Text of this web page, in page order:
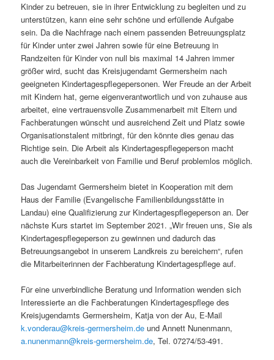
Kinder zu betreuen, sie in ihrer Entwicklung zu begleiten und zu
unterstützen, kann eine sehr schöne und erfüllende Aufgabe
sein. Da die Nachfrage nach einem passenden Betreuungsplatz
für Kinder unter zwei Jahren sowie für eine Betreuung in
Randzeiten für Kinder von null bis maximal 14 Jahren immer
größer wird, sucht das Kreisjugendamt Germersheim nach
geeigneten Kindertagespflegepersonen. Wer Freude an der Arbeit
mit Kindern hat, gerne eigenverantwortlich und von zuhause aus
arbeitet, eine vertrauensvolle Zusammenarbeit mit Eltern und
Fachberatungen wünscht und ausreichend Zeit und Platz sowie
Organisationstalent mitbringt, für den könnte dies genau das
Richtige sein. Die Arbeit als Kindertagespflegeperson macht
auch die Vereinbarkeit von Familie und Beruf problemlos möglich.
Das Jugendamt Germersheim bietet in Kooperation mit dem
Haus der Familie (Evangelische Familienbildungsstätte in
Landau) eine Qualifizierung zur Kindertagespflegeperson an. Der
nächste Kurs startet im September 2021. „Wir freuen uns, Sie als
Kindertagespflegeperson zu gewinnen und dadurch das
Betreuungsangebot in unserem Landkreis zu bereichern“, rufen
die Mitarbeiterinnen der Fachberatung Kindertagespflege auf.
Für eine unverbindliche Beratung und Information wenden sich
Interessierte an die Fachberatungen Kindertagespflege des
Kreisjugendamts Germersheim, Katja von der Au, E-Mail
k.vonderau@kreis-germersheim.de und Annett Nunenmann,
a.nunenmann@kreis-germersheim.de, Tel. 07274/53-491.